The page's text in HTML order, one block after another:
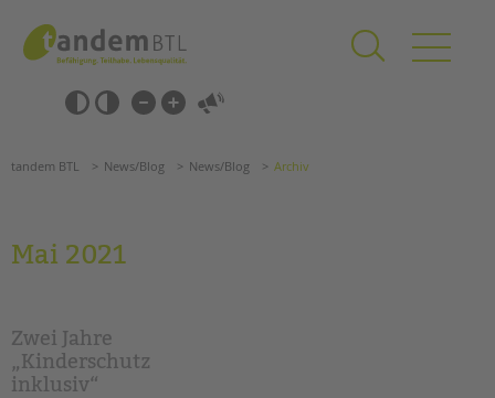
springen
Barrierefrei-
Einstellungen
überspringen
überspringen
Förderzentren
Kollegs
EFöB
tandem BTL News/Blog News/Blog Archiv
Mai 2021
Zwei Jahre
„Kinderschutz
inklusiv“